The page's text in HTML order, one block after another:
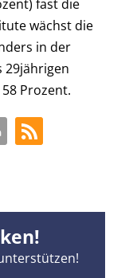
fast die
wächst die
in der
29jährigen
Prozent.